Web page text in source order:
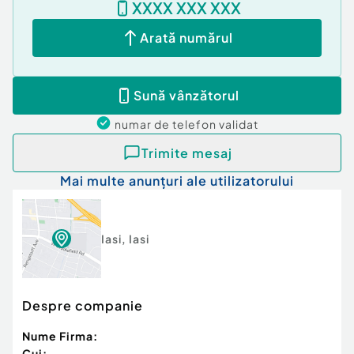
vizionări, contactați-ne.
Cod ofertă / ID BLITZ: P172209
Id intern: P172209
Număr Băi:1
Nr. locuri parcare: 1
Curent
Gaz
XXXX XXX XXX
Arată numărul
Sună vânzătorul
numar de telefon validat
Trimite mesaj
Mai multe anunțuri ale utilizatorului
Iasi, Iasi
Despre companie
Nume Firma: